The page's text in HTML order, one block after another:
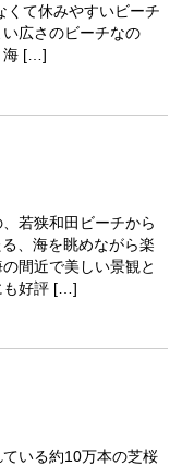
くて休みやすいビーチ
広さのビーチなの
海 […]
若狭和田ビーチから
、海を眺めながら楽
間近で美しい景観と
も好評 […]
いる約10万本の芝桜